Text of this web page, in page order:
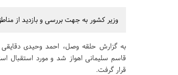
وزیر کشور به جهت بررسی و بازدید از
به گزارش حلقه وصل، احمد وحیدی دقایقی
قاسم سلیمانی اهواز شد و مورد استقبال
قرار گرفت.